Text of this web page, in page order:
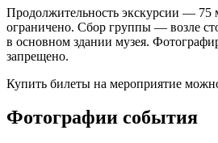
Продолжительность экскурсии — 75
ограничено. Сбор группы — возле
в основном здании музея.
запрещено.
Купить билеты на мероприятие
Фотографии события